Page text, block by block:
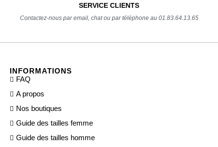
SERVICE CLIENTS
Contactez-nous par email, chat ou par téléphone au 01.83.64.13.65
INFORMATIONS
FAQ
A propos
Nos boutiques
Guide des tailles femme
Guide des tailles homme